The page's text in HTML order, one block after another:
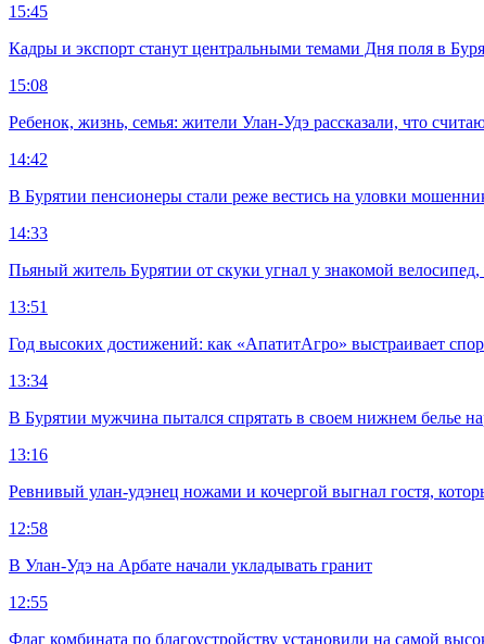
15:45
Кадры и экспорт станут центральными темами Дня поля в
15:08
Ребенок, жизнь, семья: жители Улан-Удэ рассказали, что
14:42
В Бурятии пенсионеры стали реже вестись на уловки
14:33
Пьяный житель Бурятии от скуки угнал у знакомой велосипед,
13:51
Год высоких достижений: как «АпатитАгро» выстраивает
13:34
В Бурятии мужчина пытался спрятать в своем нижнем белье
13:16
Ревнивый улан-удэнец ножами и кочергой выгнал гостя,
12:58
В Улан-Удэ на Арбате начали укладывать гранит
12:55
Флаг комбината по благоустройству установили на самой